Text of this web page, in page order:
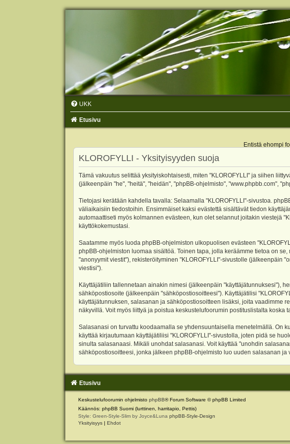
UKK
Etusivu
Entistä ehompi
KLOROFYLLI - Yksityisyyden suoja
Tämä vakuutus selittää yksityiskohtaisesti, miten "KLOROFYLLI" ja siihen
(jälkeenpäin "he", "heitä", "heidän", "phpBB-ohjelmisto", "www.phpbb.com",
Tietojasi kerätään kahdella tavalla: Selaamalla "KLOROFYLLI"-sivustoa.
väliaikaisiin tiedostoihin. Ensimmäiset kaksi evästettä sisältävät tiedon
automaattiseti myös kolmannen evästeen, kun olet selannut joitakin viestejä
käyttökokemustasi.
Saatamme myös luoda phpBB-ohjelmiston ulkopuolisen evästeen
phpBB-ohjelmiston luomaa sisältöä. Toinen tapa, jolla keräämme tietoa on
"anonyymit viestit"), rekisteröityminen "KLOROFYLLI"-sivustolle (jälkeenpäin
viestisi").
Käyttäjätiliin tallennetaan ainakin nimesi (jälkeenpäin "käyttäjätunnuksesi"),
sähköpostiosoite (jälkeenpäin "sähköpostiosoitteesi"). Käyttäjätilisi
käyttäjätunnuksen, salasanan ja sähköpostiosoitteen lisäksi, joita vaadimme
näkyvillä. Voit myös liittyä ja poistua keskustelufoorumin postituslistalta koska
Salasanasi on turvattu koodaamalla se yhdensuuntaisella menetelmällä. On
käyttää kirjautumaan käyttäjätiliisi "KLOROFYLLI"-sivustolla, joten pidä se
sinulta salasanaasi. Mikäli unohdat salasanasi. Voit käyttää "unohdin
sähköpostiosoitteesi, jonka jälkeen phpBB-ohjelmisto luo uuden salasanan ja
Etusivu
Keskustelufoorumin ohjelmisto phpBB® Forum Software © phpBB Limited
Käännös: phpBB Suomi (lurttinen, harritapio, Pettis)
Style: Green-Style-Slim by Joyce&Luna phpBB-Style-Design
Yksityisyys | Ehdot